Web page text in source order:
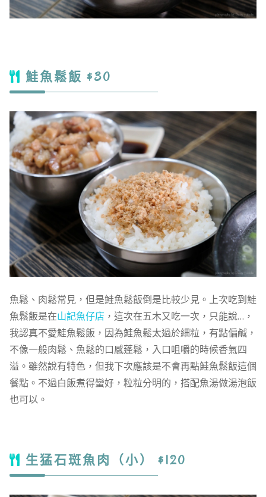
鮭魚鬆飯 $30
魚鬆、肉鬆常見，但是鮭魚鬆飯倒是比較少見。上次吃到鮭
魚鬆飯是在山記魚仔店，這次在五木又吃一次，只能說…，
我認真不愛鮭魚鬆飯，因為鮭魚鬆太過於細粒，有點偏鹹，
不像一般肉鬆、魚鬆的口感蓬鬆，入口咀嚼的時候香氣四
溢。雖然說有特色，但我下次應該是不會再點鮭魚鬆飯這個
餐點。不過白飯煮得蠻好，粒粒分明的，搭配魚湯做湯泡飯
也可以。
生猛石斑魚肉（小） $120